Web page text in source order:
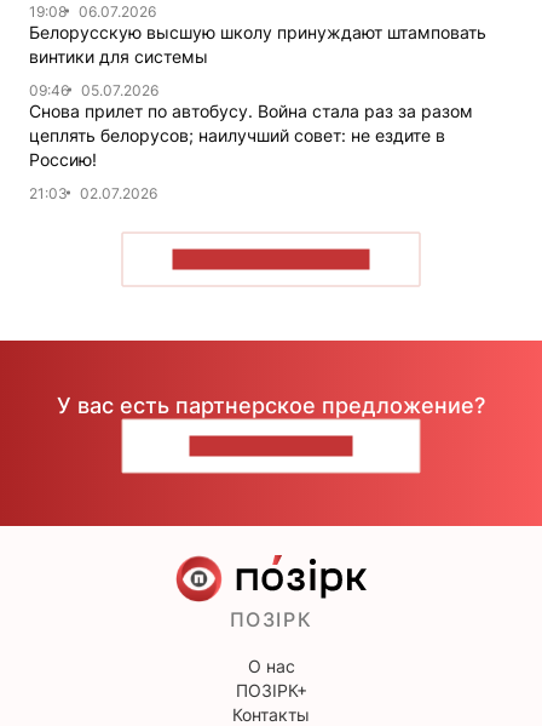
19:08 06.07.2026
Белорусскую высшую школу принуждают штамповать
винтики для системы
09:46 05.07.2026
Снова прилет по автобусу. Война стала раз за разом
цеплять белорусов; наилучший совет: не ездите в
Россию!
21:03 02.07.2026
У вас есть партнерское предложение?
ПОЗІРК
О нас
ПОЗІРК+
Контакты